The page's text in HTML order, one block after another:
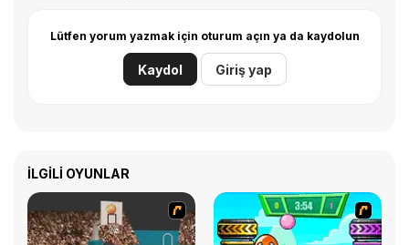
Lütfen yorum yazmak için oturum açın ya da kaydolun
Kaydol Giriş yap
İLGILI OYUNLAR